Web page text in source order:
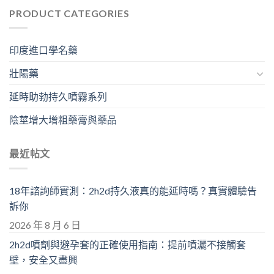
PRODUCT CATEGORIES
印度進口學名藥
壯陽藥
延時助勃持久噴霧系列
陰莖增大增粗藥膏與藥品
最近帖文
18年諮詢師實測：2h2d持久液真的能延時嗎？真實體驗告
訴你
2026 年 8 月 6 日
2h2d噴劑與避孕套的正確使用指南：提前噴灑不接觸套
壁，安全又盡興